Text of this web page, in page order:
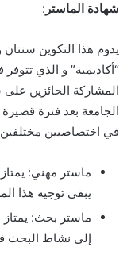
شهادة الماستر :
يدوم هذا التكوين
“أكاديمية” و الذي
المشاركة الحائزين على
الجامعة بعد فترة
في اختصاصيين
ماستر مهني:
يبقى توجيه هذا
ماستر بحث: يمتاز
إلى نشاط البحث